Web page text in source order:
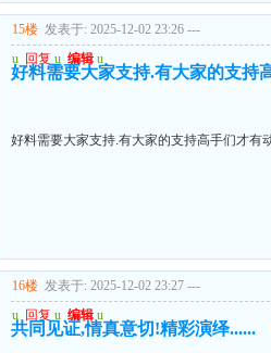
15楼 发表于: 2025-12-02 23:26 ---
u 回复 u 编辑 u
好料需要大家支持.有大家的支持
好料需要大家支持.有大家的支持高手们才有
16楼 发表于: 2025-12-02 23:27 ---
u 回复 u 编辑 u
共同见证,情真意切!精彩演绎......